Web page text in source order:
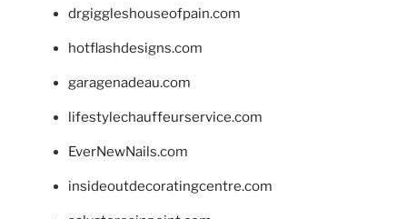
drgiggleshouseofpain.com
hotflashdesigns.com
garagenadeau.com
lifestylechauffeurservice.com
EverNewNails.com
insideoutdecoratingcentre.com